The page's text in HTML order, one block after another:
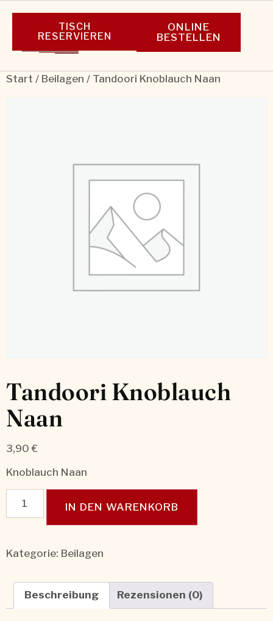
TISCH
RESERVIEREN
ONLINE
BESTELLEN
Start / Beilagen / Tandoori Knoblauch Naan
Tandoori Knoblauch
Naan
3,90€
Knoblauch Naan
IN DEN WARENKORB
Kategorie: Beilagen
Beschreibung Rezensionen (0)